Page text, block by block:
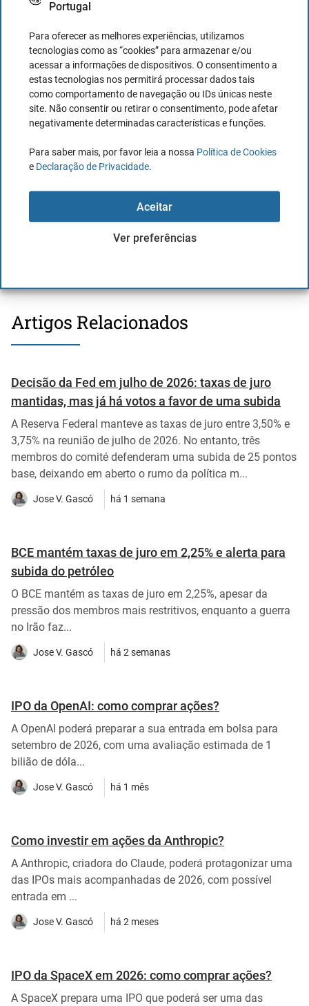
Portugal
Para oferecer as melhores experiências, utilizamos
tecnologias como as “cookies” para armazenar e/ou
acessar a informações de dispositivos. O consentimento a
estas tecnologias nos permitirá processar dados tais
como comportamento de navegação ou IDs únicas neste
site. Não consentir ou retirar o consentimento, pode afetar
negativamente determinadas características e funções.
Para saber mais, por favor leia a nossa Política de Cookies
e Declaração de Privacidade.
Aceitar
Ver preferências
Diana Costa
Partilhe este artigo
MELHORES CORRETORAS
Saber Mais
Artigos Relacionados
Decisão da Fed em julho de 2026: taxas de juro
mantidas, mas já há votos a favor de uma subida
A Reserva Federal manteve as taxas de juro entre 3,50% e
3,75% na reunião de julho de 2026. No entanto, três
membros do comité defenderam uma subida de 25 pontos
base, deixando em aberto o rumo da política m...
Jose V. Gascó há 1 semana
BCE mantém taxas de juro em 2,25% e alerta para
subida do petróleo
O BCE mantém as taxas de juro em 2,25%, apesar da
pressão dos membros mais restritivos, enquanto a guerra
no Irão faz...
Jose V. Gascó há 2 semanas
IPO da OpenAI: como comprar ações?
A OpenAI poderá preparar a sua entrada em bolsa para
setembro de 2026, com uma avaliação estimada de 1
bilião de dóla...
Jose V. Gascó há 1 mês
Como investir em ações da Anthropic?
A Anthropic, criadora do Claude, poderá protagonizar uma
das IPOs mais acompanhadas de 2026, com possível
entrada em ...
Jose V. Gascó há 2 meses
IPO da SpaceX em 2026: como comprar ações?
A SpaceX prepara uma IPO que poderá ser uma das